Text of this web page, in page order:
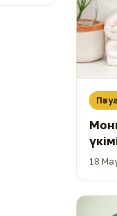
Пәтуа
18